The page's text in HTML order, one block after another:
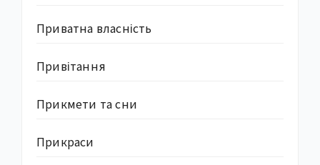
Приватна власність
Привітання
Прикмети та сни
Прикраси